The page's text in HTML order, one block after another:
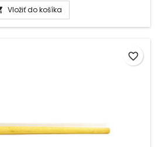
Vložiť do košíka
favorite_border